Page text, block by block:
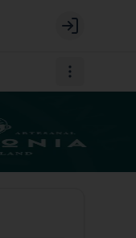
Login